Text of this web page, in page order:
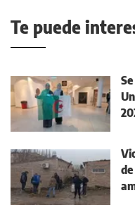
Te puede